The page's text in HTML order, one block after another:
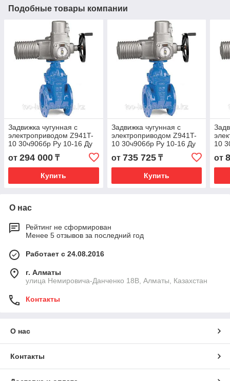
Подобные товары компании
Задвижка чугунная с
электроприводом Z941T-
10 30ч906бр Ру 10-16 Ду
от 294 000 ₸
Купить
Задвижка чугунная с
электроприводом Z941T-
10 30ч906бр Ру 10-16 Ду
от 735 725₸
Купить
10
от
О нас
Рейтинг не сформирован
Менее 5 отзывов за последний год
Работает с 24.08.2016
г. Алматы
улица Немировича-Данченко 18В, Алматы, Казахстан
Контакты
О нас
Контакты